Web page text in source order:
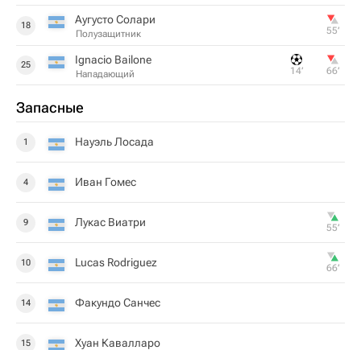
18 Аугусто Солари
Полузащитник 55‎’‎
25 Ignacio Bailone
Нападающий 14‎’‎ 66‎’‎
Запасные
1 Науэль Лосада
4 Иван Гомес
9 Лукас Виатри 55‎’‎
10 Lucas Rodriguez 66‎’‎
14 Факундо Санчес
15 Хуан Кавалларо